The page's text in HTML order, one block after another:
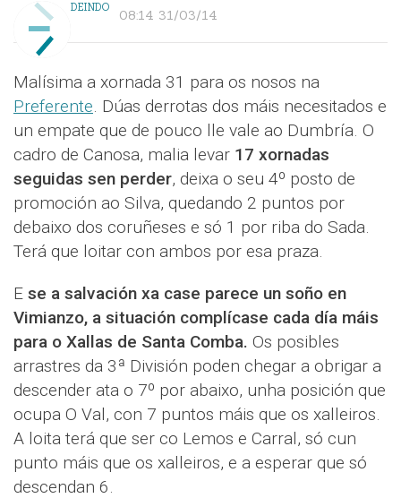
DEINDO 08:14 31/03/14
Malísima a xornada 31 para os nosos na
Preferente. Dúas derrotas dos máis necesitados e
un empate que de pouco lle vale ao Dumbría. O
cadro de Canosa, malia levar 17 xornadas
seguidas sen perder, deixa o seu 4º posto de
promoción ao Silva, quedando 2 puntos por
debaixo dos coruñeses e só 1 por riba do Sada.
Terá que loitar con ambos por esa praza.
E se a salvación xa case parece un soño en
Vimianzo, a situación complícase cada día máis
para o Xallas de Santa Comba. Os posibles
arrastres da 3ª División poden chegar a obrigar a
descender ata o 7º por abaixo, unha posición que
ocupa O Val, con 7 puntos máis que os xalleiros.
A loita terá que ser co Lemos e Carral, só cun
punto máis que os xalleiros, e a esperar que só
descendan 6.